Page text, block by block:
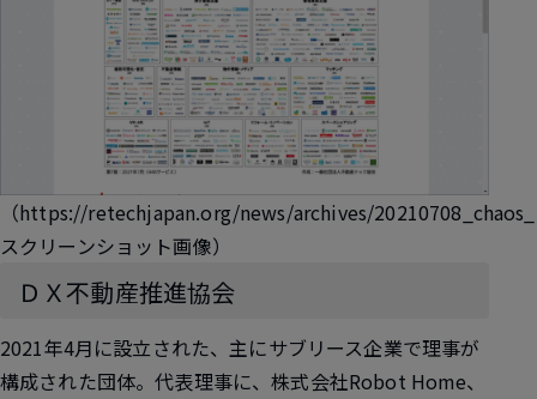
（https://retechjapan.org/news/archives/
スクリーンショット画像）
ＤＸ不動産推進協会
2021年4月に設立された、主にサブリース企業で理事が
構成された団体。代表理事に、株式会社Robot Home、